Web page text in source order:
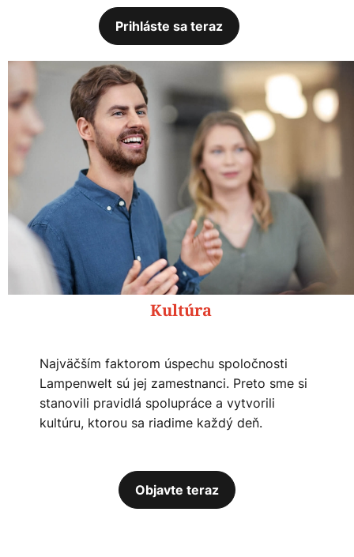
Prihláste sa teraz
Kultúra
Najväčším faktorom úspechu spoločnosti
Lampenwelt sú jej zamestnanci. Preto sme si
stanovili pravidlá spolupráce a vytvorili
kultúru, ktorou sa riadime každý deň.
Objavte teraz